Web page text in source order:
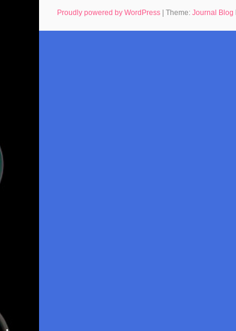
Proudly powered by WordPress |Theme:Journal Blog